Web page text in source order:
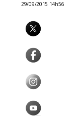
29/09/2015 14h56